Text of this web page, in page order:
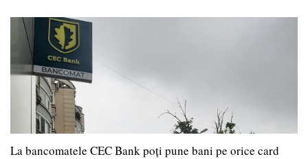
La bancomatele CEC Bank poți pune bani pe orice card